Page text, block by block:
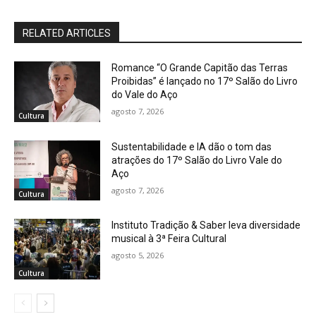
RELATED ARTICLES
Cultura
Romance “O Grande Capitão das Terras
Proibidas” é lançado no 17º Salão do Livro
do Vale do Aço
agosto 7, 2026
Cultura
Sustentabilidade e IA dão o tom das
atrações do 17º Salão do Livro Vale do
Aço
agosto 7, 2026
Cultura
Instituto Tradição & Saber leva diversidade
musical à 3ª Feira Cultural
agosto 5, 2026